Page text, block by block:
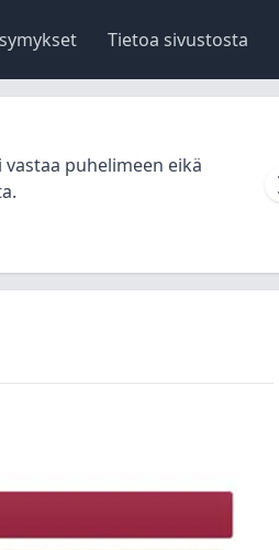
Tietoa sivustosta
puhelimeen eikä